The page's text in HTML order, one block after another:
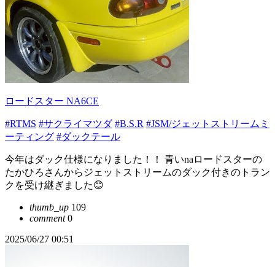
ロードスター NA6CE
#RTMS #サクライマツダ #B.S.R #JSM/ジェットストリームミ
ーティング #ダックテール
今年はダック仕様になりました！！ 青いnaロードスターの
たかひろさんからジェットストリームのダック付きのトラン
クを受け継ぎました😊
thumb_up 109
comment0
2025/06/27 00:51